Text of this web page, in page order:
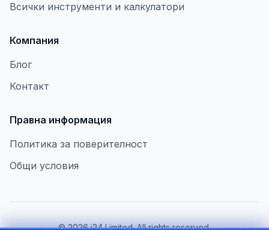
Всички инструменти и калкулатори
Компания
Блог
Контакт
Правна информация
Политика за поверителност
Общи условия
©2026i24 Limited. All rights reserved.